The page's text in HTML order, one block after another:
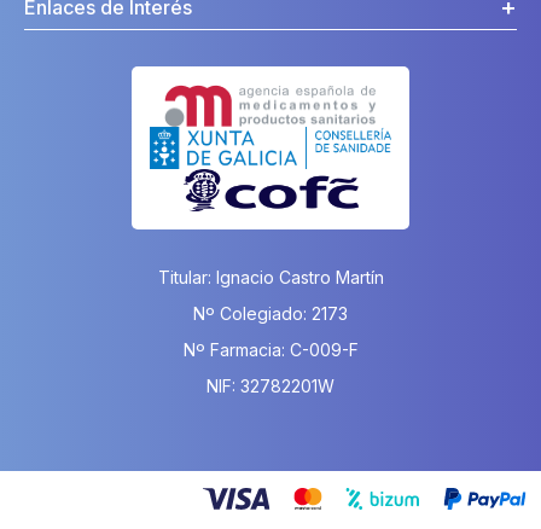
Enlaces de Interés
Titular: Ignacio Castro Martín
Nº Colegiado: 2173
Nº Farmacia: C-009-F
NIF: 32782201W